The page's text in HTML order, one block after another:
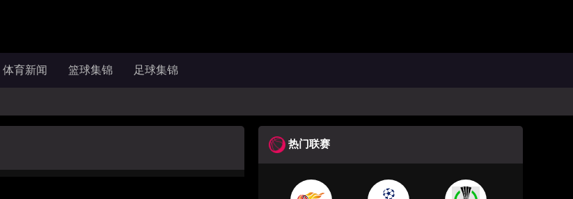
体育新闻 篮球集锦 足球集锦
热门联赛